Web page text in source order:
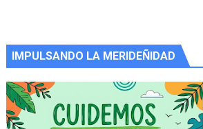
IMPULSANDO LA MERIDEÑIDAD